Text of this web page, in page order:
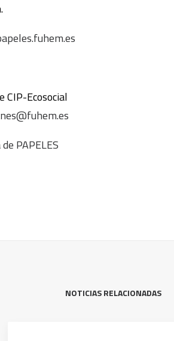
CIP-Ecosocial
PAPELES
NOTICIAS RELACIONADAS